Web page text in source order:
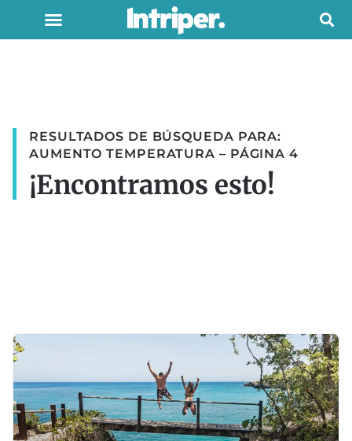
RESULTADOS DE BÚSQUEDA PARA:
AUMENTO TEMPERATURA – PÁGINA 4
¡Encontramos esto!